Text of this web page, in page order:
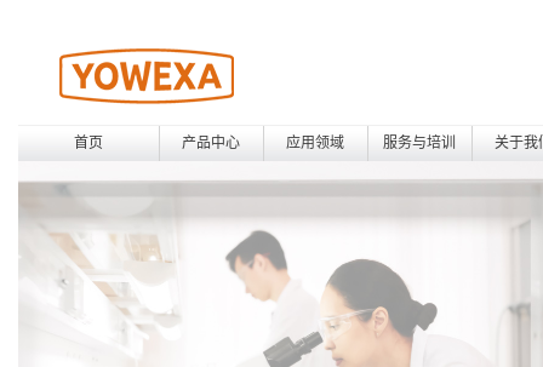
首页 产品中心 应用领域 服务与培训 关于我